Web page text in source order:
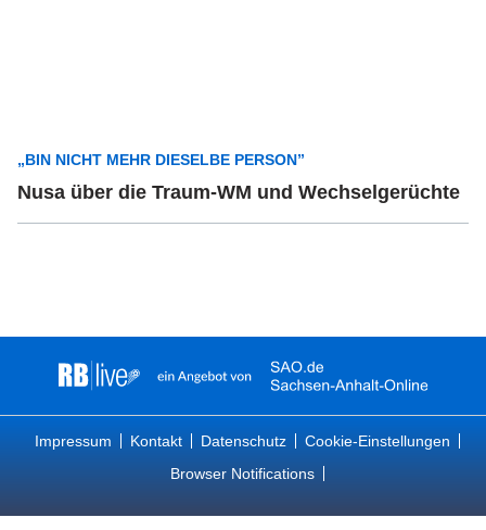
„BIN NICHT MEHR DIESELBE PERSON”
Nusa über die Traum-WM und Wechselgerüchte
Impressum Kontakt Datenschutz
Cookie-Einstellungen
Browser Notifications